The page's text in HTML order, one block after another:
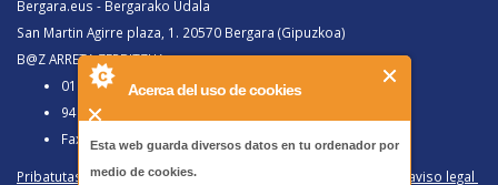
Acerca del uso de cookies
Esta web guarda diversos datos en tu ordenador por
medio de cookies.
Bergara.eus - Bergarako Udala
San Martin Agirre plaza, 1. 20570 Bergara (Gipuzkoa)
B@Z ARRETA ZERBITZUA:
010, Bergaratik deituz gero
943 77 91 00, Bergaraz kanpotik deituz gero
Faxa 943 77 91 63
Pribatutasun politika eta lege oharra Política de privacidad y aviso legal